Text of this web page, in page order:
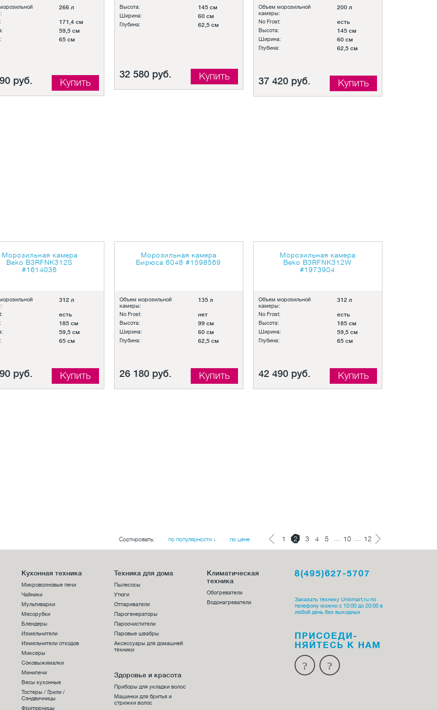
266 л
171,4 см
59,5 см
65 см
руб. Купить
Высота: 145 см
Ширина: 60 см
Глубина: 62,5 см
32 580 руб. Купить
Объем морозильной
камеры:
200 л
No Frost: есть
Высота: 145 см
Ширина: 60 см
Глубина: 62,5 см
37 420 руб. Купить
Морозильная камера
Beko B3RFNK312S
#1614036
312 л
есть
185 см
59,5 см
65 см
руб. Купить
Морозильная камера
Бирюса 6048#1598569
Объем морозильной
камеры:
135 л
No Frost: нет
Высота: 99 см
Ширина: 60 см
Глубина: 62,5 см
26 180 руб. Купить
Морозильная камера
Beko B3RFNK312W
#1973904
Объем морозильной
камеры:
312 л
No Frost: есть
Высота: 185 см
Ширина: 59,5 см
Глубина: 65 см
42 490 руб. Купить
1 2 3 4 5 10 12
Сортировать: по популярности ↓ по цене
Кухонная техника
Микроволновые печи
Чайники
Мультиварки
Мясорубки
Блендеры
Измельчители
Измельчители отходов
Миксеры
Соковыжималки
Минипечи
Весы кухонные
Тостеры / Грили /
Сэндвичницы
Фритюрницы
Техника для дома
Пылесосы
Утюги
Отпариватели
Парогенераторы
Пароочистители
Паровые швабры
Аксессуары для домашней
техники
Здоровье и красота
Приборы для укладки волос
Машинки для бритья и
стрижки волос
Климатическая
техника
Обогреватели
Водонагреватели
8(495)627-5707
Заказать технику Unixmart.ru по
телефону можно с 10:00 до 20:00 в
любой день без выходных
ПРИСОЕДИ­
НЯЙТЕСЬ К НАМ